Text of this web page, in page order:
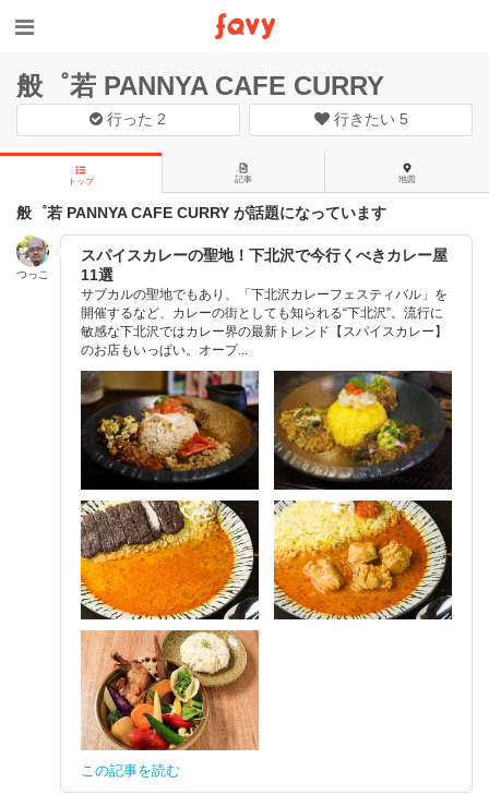
般゜若 PANNYA CAFE CURRY
行った 2 行きたい 5
トップ 記事 地図
般゜若 PANNYA CAFE CURRY が話題になっています
つっこ
スパイスカレーの聖地！下北沢で今行くべきカレー屋
11選
サブカルの聖地でもあり、「下北沢カレーフェスティバル」を
開催するなど、カレーの街としても知られる“下北沢”。流行に
敏感な下北沢ではカレー界の最新トレンド【スパイスカレー】
のお店もいっぱい。オープ...
この記事を読む